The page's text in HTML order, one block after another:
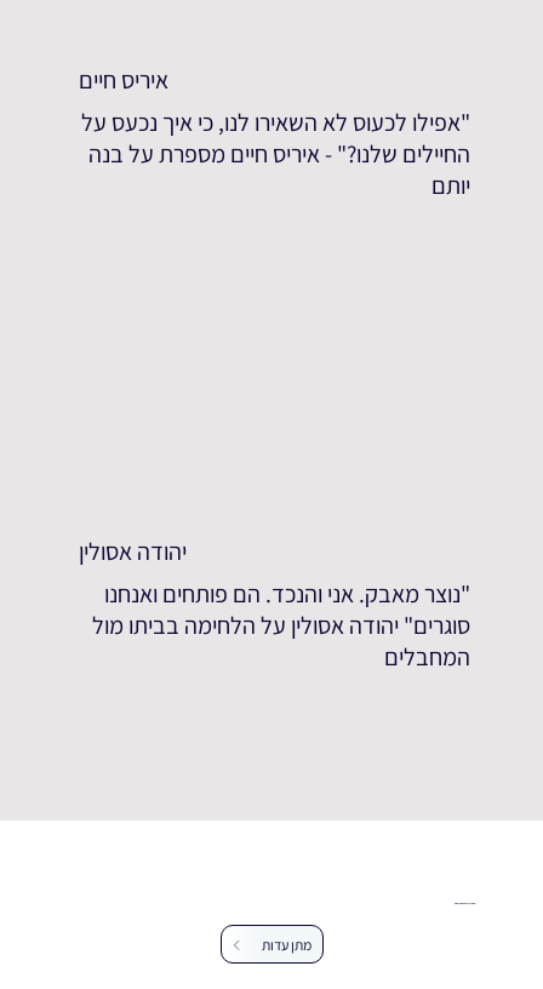
איריס חיים
"אפילו לכעוס לא השאירו לנו, כי איך נכעס על
החיילים שלנו?" - איריס חיים מספרת על בנה
יותם
יהודה אסולין
"נוצר מאבק. אני והנכד. הם פותחים ואנחנו
סוגרים" יהודה אסולין על הלחימה בביתו מול
המחבלים
מתן עדות